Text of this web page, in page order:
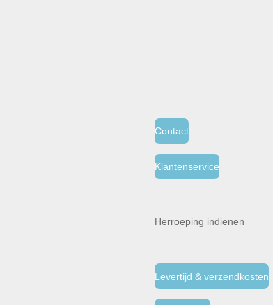
Contact
Klantenservice
Herroeping indienen
Levertijd & verzendkosten